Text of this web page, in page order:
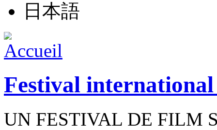
日本語
Festival
UN FESTIVAL DE FILM